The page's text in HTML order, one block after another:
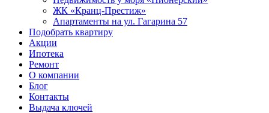
ЖК «Кранц-Престиж»
Апартаменты на ул. Гагарина 57
Подобрать квартиру
Акции
Ипотека
Ремонт
О компании
Блог
Контакты
Выдача ключей